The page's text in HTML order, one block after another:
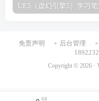
免责声明 后台管理
Copyright © 2026 ·
68